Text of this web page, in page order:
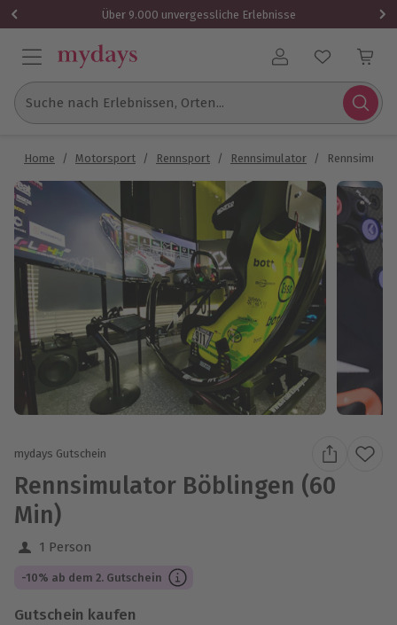
Über 9.000 unvergessliche Erlebnisse
Benutzerkonto
Suche nach Erlebnissen, Orten...
Home / Motorsport / Rennsport / Rennsimulator /
mydays Gutschein
Rennsimulator Böblingen (60
Min)
1 Person
-10% ab dem 2. Gutschein
Gutschein kaufen